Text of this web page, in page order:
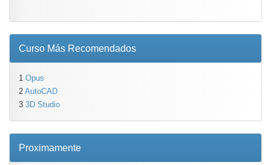
Curso Más Recomendados
1 Opus
2 AutoCAD
3 3D Studio
Proximamente